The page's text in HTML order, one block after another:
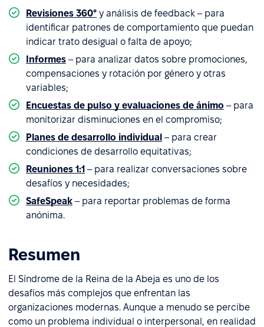
Revisiones 360° y análisis de feedback – para
identificar patrones de comportamiento que puedan
indicar trato desigual o falta de apoyo;
Informes – para analizar datos sobre promociones,
compensaciones y rotación por género y otras
variables;
Encuestas de pulso y evaluaciones de ánimo – para
monitorizar disminuciones en el compromiso;
Planes de desarrollo individual – para crear
condiciones de desarrollo equitativas;
Reuniones 1:1 – para realizar conversaciones sobre
desafíos y necesidades;
SafeSpeak – para reportar problemas de forma
anónima.
Resumen
El Síndrome de la Reina de la Abeja es uno de los
desafíos más complejos que enfrentan las
organizaciones modernas. Aunque a menudo se percibe
como un problema individual o interpersonal, en realidad